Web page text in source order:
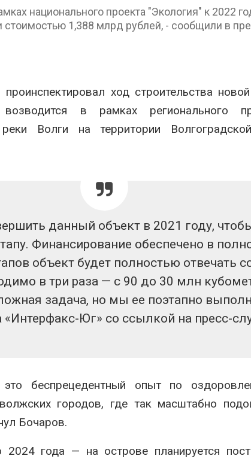
национального проекта "Экология" к 2022
стоимостью 1,388 млрд рублей, - сообщили в
ход строительства
в рамках регионального
Волги на территории
данный объект в 2021 году,
Финансирование обеспечено в
объект будет полностью отвечать
в три раза — с 90 до 30 млн
задача, но мы ее поэтапно
«Интерфакс-Юг» со ссылкой на пресс-
беспрецедентный опыт по
городов, где так масштабно
Бочаров.
года — на острове планируется
переживать жару
Авг 7, 2026
Авг 7, 2026
ограничивает загрузку
В китайской провинции
тыс. человек
МЕГА и ВкусВилл
установили
экообменники для сбора
Авг 6, 2026
Авг 7,
Авг 7,
Авг 7,